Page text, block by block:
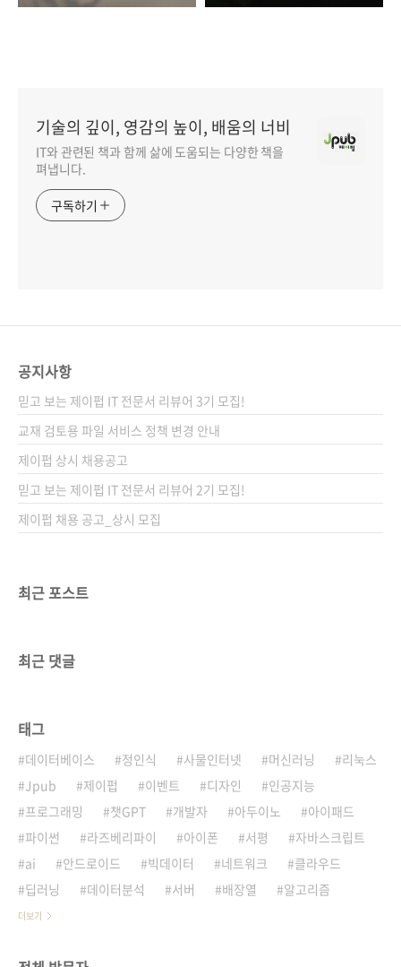
기술의 깊이, 영감의 높이, 배움의 너비
IT와 관련된 책과 함께 삶에 도움되는 다양한 책을
펴냅니다.
구독하기
공지사항
믿고 보는 제이펍 IT 전문서 리뷰어 3기 모집!
교재 검토용 파일 서비스 정책 변경 안내
제이펍 상시 채용공고
믿고 보는 제이펍 IT 전문서 리뷰어 2기 모집!
제이펍 채용 공고_상시 모집
최근 포스트
최근 댓글
태그
데이터베이스 정인식 사물인터넷 머신러닝
리눅스
Jpub
제이펍 이벤트 디자인
인공지능
프로그래밍
챗GPT 개발자 아두이노
아이패드
파이썬
라즈베리파이 아이폰 서평
자바스크립트
ai
안드로이드 빅데이터 네트워크
클라우드
딥러닝
데이터분석 서버 배장열 알고리즘
더보기